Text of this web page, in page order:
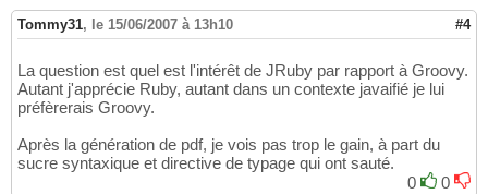
Tommy31, le 15/06/2007 à 13h10 #4
La question est quel est l'intérêt de JRuby par rapport à Groovy.
Autant j'apprécie Ruby, autant dans un contexte javaifié je lui
préfèrerais Groovy.
Après la génération de pdf, je vois pas trop le gain, à part du
sucre syntaxique et directive de typage qui ont sauté.
0
0